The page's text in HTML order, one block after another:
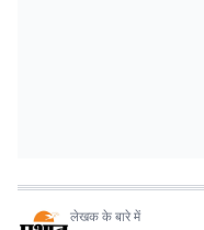
लेखक के बारे में